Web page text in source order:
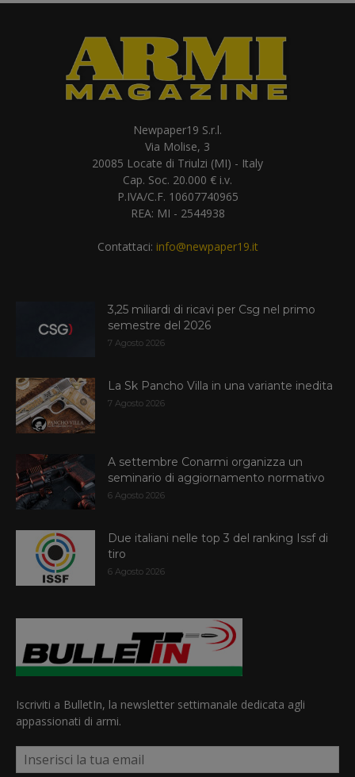
Newpaper19 S.r.l.
Via Molise, 3
20085 Locate di Triulzi (MI) - Italy
Cap. Soc. 20.000 € i.v.
P.IVA/C.F. 10607740965
REA: MI - 2544938
Contattaci: info@newpaper19.it
3,25 miliardi di ricavi per Csg nel primo
semestre del 2026
7 Agosto 2026
La Sk Pancho Villa in una variante inedita
7 Agosto 2026
A settembre Conarmi organizza un
seminario di aggiornamento normativo
6 Agosto 2026
Due italiani nelle top 3 del ranking Issf di
tiro
6 Agosto 2026
Iscriviti a BulletIn, la newsletter settimanale dedicata agli
appassionati di armi.